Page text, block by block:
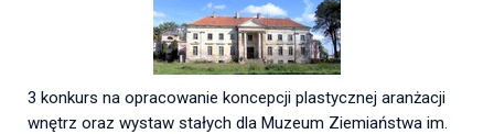
3 konkurs na opracowanie koncepcji plastycznej aranżacji
wnętrz oraz wystaw stałych dla Muzeum Ziemiaństwa im.